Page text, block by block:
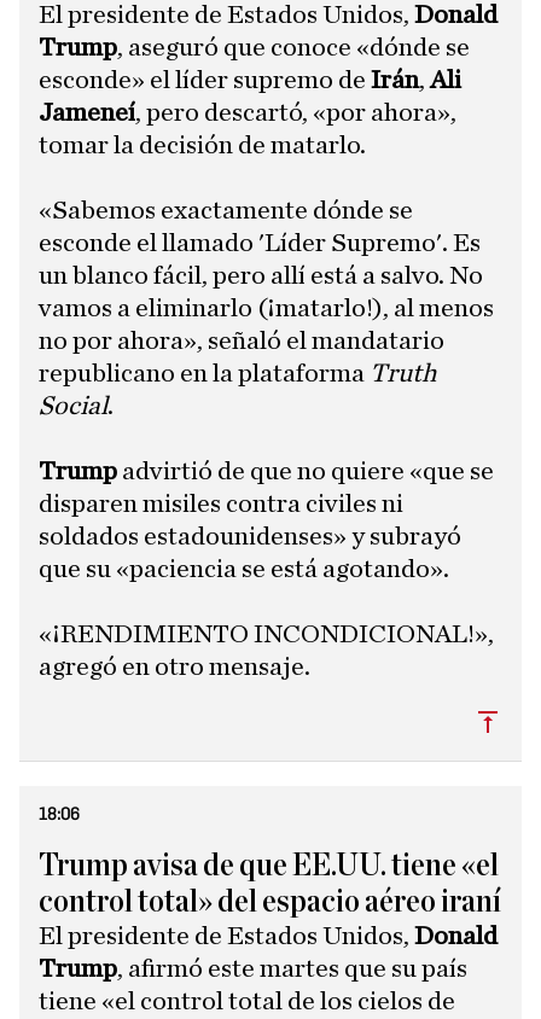
El presidente de Estados Unidos, Donald
Trump, aseguró que conoce «dónde se
esconde» el líder supremo de Irán,Ali
Jameneí, pero descartó, «por ahora»,
tomar la decisión de matarlo.
«Sabemos exactamente dónde se
esconde el llamado 'Líder Supremo'. Es
un blanco fácil, pero allí está a salvo. No
vamos a eliminarlo (¡matarlo!), al menos
no por ahora», señaló el mandatario
republicano en la plataforma Truth
Social.
Trump advirtió de que no quiere «que se
disparen misiles contra civiles ni
soldados estadounidenses» y subrayó
que su «paciencia se está agotando».
«¡RENDIMIENTO INCONDICIONAL!»,
agregó en otro mensaje.
18:06
Trump avisa de que EE.UU. tiene «el
control total» del espacio aéreo iraní
El presidente de Estados Unidos, Donald
Trump, afirmó este martes que su país
tiene «el control total de los cielos de